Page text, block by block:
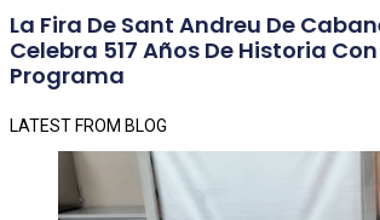
La Fira De Sant Andreu De
Celebra 517 Años De Historia
Programa
LATEST FROM BLOG